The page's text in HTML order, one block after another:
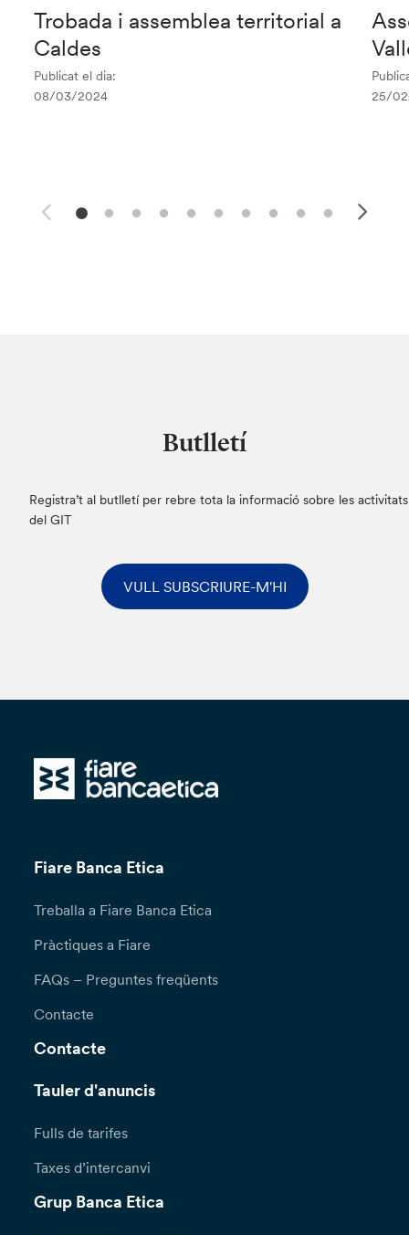
Trobada i assemblea territorial a
Caldes
Publicat el dia:
08/03/2024
25/
Butlletí
Registra’t al butlletí per rebre tota la informació sobre les activitats
del GIT
VULL SUBSCRIURE-M'HI
Fiare Banca Etica
Treballa a Fiare Banca Etica
Pràctiques a Fiare
FAQs – Preguntes freqüents
Contacte
Contacte
Tauler d'anuncis
Fulls de tarifes
Taxes d’intercanvi
Grup Banca Etica